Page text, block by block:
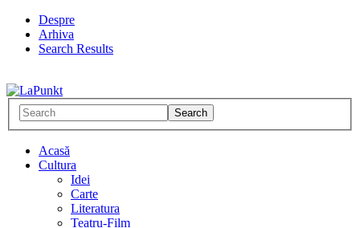
Despre
Arhiva
Search Results
Acasă
Cultura
Idei
Carte
Literatura
Teatru-Film